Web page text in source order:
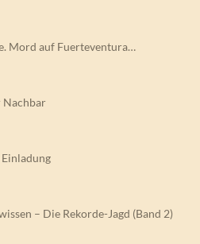
Mord auf Fuerteventura…
Nachbar
– Die Rekorde-Jagd (Band 2)